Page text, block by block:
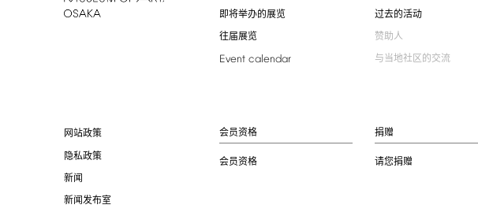
即将举办的展览
往届展览
Event calendar
过去的活动
赞助人
与当地社区的交流
网站政策
隐私政策
新闻
新闻发布室
会员资格
会员资格
捐赠
请您捐赠